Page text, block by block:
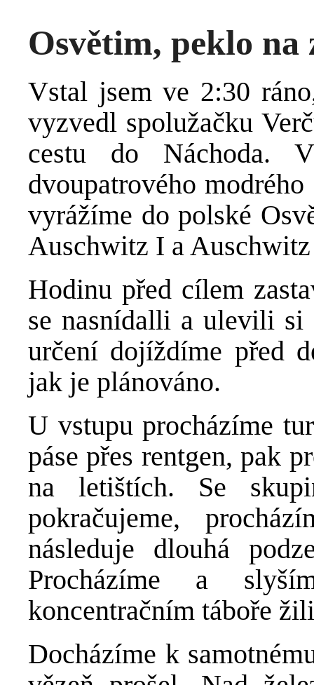
Osvětim, peklo na
Vstal jsem ve 2:30
vyzvedl spolužačku
cestu do Náchoda.
dvoupatrového
vyrážíme do polské
Auschwitz I a
Hodinu před cílem
se nasnídalli a ulevili si
určení dojíždíme před
jak je plánováno.
U vstupu procházíme
páse přes rentgen, pak
na letištích. Se
pokračujeme,
následuje dlouhá
Procházíme a
koncentračním táboře
Docházíme k